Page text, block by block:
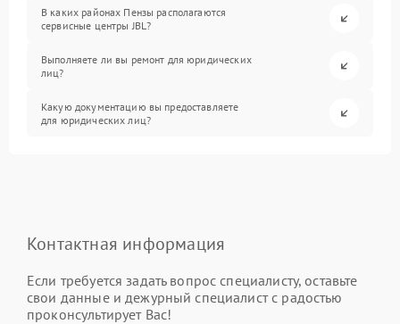
В каких районах Пензы располагаются
сервисные центры JBL?
Выполняете ли вы ремонт для юридических
лиц?
Какую документацию вы предоставляете
для юридических лиц?
Контактная информация
Если требуется задать вопрос специалисту, оставьте
свои данные и дежурный специалист с радостью
проконсультирует Вас!